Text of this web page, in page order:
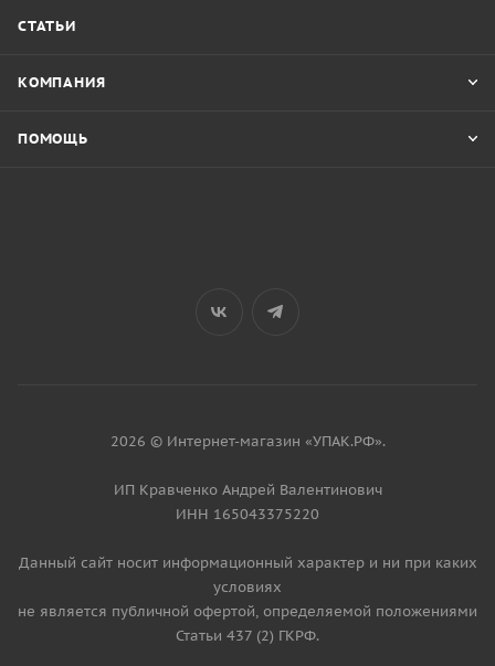
СТАТЬИ
КОМПАНИЯ
ПОМОЩЬ
2026 © Интернет-магазин «УПАК.РФ».
ИП Кравченко Андрей Валентинович
ИНН 165043375220
Данный сайт носит информационный характер и ни при каких
условиях
не является публичной офертой, определяемой положениями
Статьи 437 (2) ГКРФ.